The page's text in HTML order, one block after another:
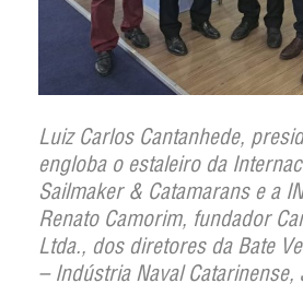
Luiz Carlos Cantanhede,
engloba o estaleiro da
Sailmaker & Catamarans e a
Renato Camorim, fundador
Ltda., dos diretores da Bate
– Indústria Naval